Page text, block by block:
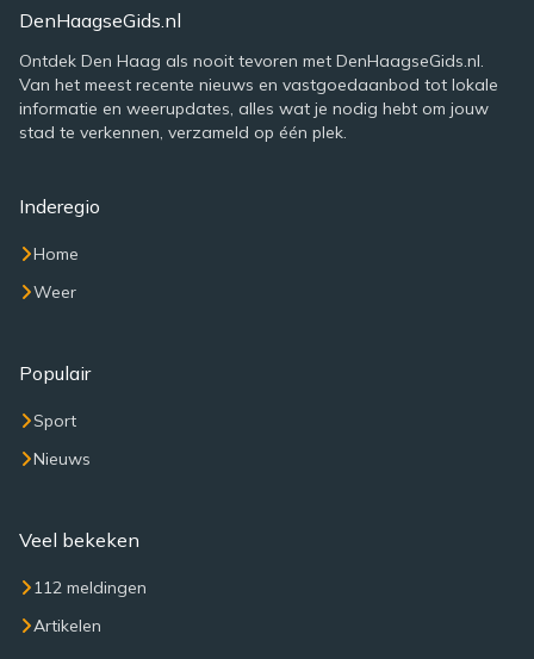
DenHaagseGids.nl
Ontdek Den Haag als nooit tevoren met DenHaagseGids.nl.
Van het meest recente nieuws en vastgoedaanbod tot lokale
informatie en weerupdates, alles wat je nodig hebt om jouw
stad te verkennen, verzameld op één plek.
Inderegio
Home
Weer
Populair
Sport
Nieuws
Veel bekeken
112 meldingen
Artikelen